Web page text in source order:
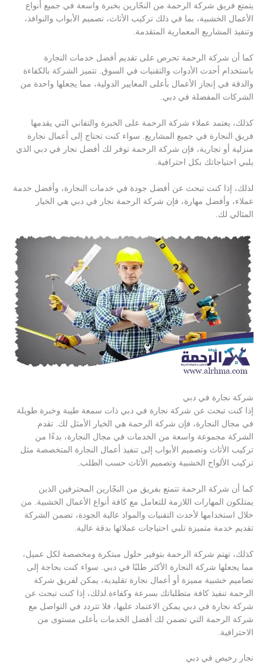
يتمتع فريق شركة الرحمة من النجّارين بخبرة واسعة في جميع أنواع
الأعمال الخشبية، بما في ذلك تركيب الأثاث، تصميم الأبواب والنوافذ،
وتنفيذ المشاريع المعمارية المتقدمة.
كما أن شركة الرحمة تحرص على تقديم أفضل خدمات النجارة
باستخدام أحدث الأدوات والتقنيات في السوق. تتميز الشركة بالكفاءة
والدقة في إنجاز الأعمال بأعلى المعايير الدولية، مما يجعلها واحدة من
الشركات المفضلة في دبي.
كذلك، يعتمد عملاء شركة الرحمة على الخبرة والتفاني التي يقدمها
فريق النجارة في جميع المشاريع. سواء كنت تحتاج إلى أعمال نجارة
منزلية أو تجارية، فإن شركة الرحمة توفر لك أفضل نجار في دبي الذي
يلبي احتياجاتك بكل احترافية.
لذلك، إذا كنت تبحث عن أفضل جودة في خدمات النجارة، وأفضل خدمة
عملاء، وأفضل مهارة، فإن شركة الرحمة نجار في دبي هي الخيار
المثالي لك.
شركة نجارة في دبي
إذا كنت تبحث عن شركة نجارة في دبي ذات سمعة طيبة وخبرة طويلة
في مجال النجارة، فإن شركة الرحمة هي الخيار الأمثل لك. تقدم
الشركة مجموعة واسعة من الخدمات في مجال النجارة، بدءًا من
تركيب الأثاث وتصميم الأبواب إلى تنفيذ أعمال النجارة المتخصصة مثل
تركيب الألواح الخشبية وتصميم الأثاث حسب الطلب.
كما أن شركة الرحمة تتمتع بفريق من النجّارين المحترفين الذين
يمتلكون المهارات اللازمة للتعامل مع كافة أنواع الأعمال الخشبية. من
خلال استخدامها لأحدث التقنيات والمواد عالية الجودة، تضمن الشركة
تقديم خدمة متميزة تلبي احتياجات عملائها بدقة عالية.
كذلك، تهتم شركة الرحمة بتوفير حلول مبتكرة ومخصصة لكل عميل،
مما يجعلها شركة النجارة الأكثر طلبًا في دبي. سواء كنت بحاجة إلى
تصاميم خشبية مميزة أو أعمال نجارة تقليدية، يمكن لفريق شركة
الرحمة تنفيذ كافة متطلباتك بسرعة وكفاءة.لذلك، إذا كنت تبحث عن
شركة نجارة في دبي يمكن الاعتماد عليها، فلا تتردد في التواصل مع
شركة الرحمة التي تضمن لك أفضل الخدمات بأعلى مستوى من
الاحترافية.
نجار رخيص في دبي